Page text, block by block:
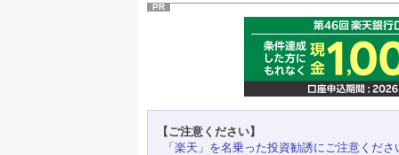
PR
【ご注意ください】
「楽天」を名乗った投資勧誘にご注意くださ